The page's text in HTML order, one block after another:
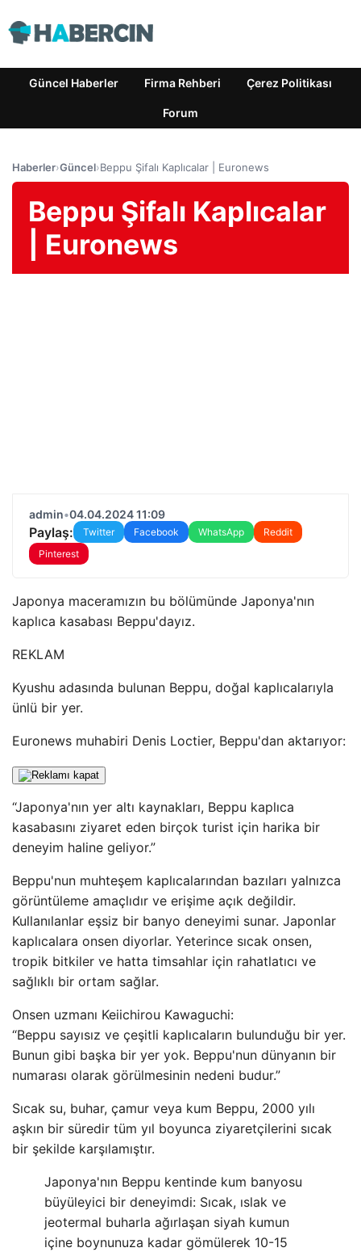
Güncel Haberler Firma Rehberi Çerez Politikası
Forum
Haberler›Güncel›Beppu Şifalı Kaplıcalar | Euronews
Beppu Şifalı Kaplıcalar
| Euronews
admin•04.04.2024 11:09
Paylaş: Twitter Facebook WhatsApp
Reddit
Pinterest
Japonya maceramızın bu bölümünde Japonya'nın
kaplıca kasabası Beppu'dayız.
REKLAM
Kyushu adasında bulunan Beppu, doğal kaplıcalarıyla
ünlü bir yer.
Euronews muhabiri Denis Loctier, Beppu'dan aktarıyor:
“Japonya'nın yer altı kaynakları, Beppu kaplıca
kasabasını ziyaret eden birçok turist için harika bir
deneyim haline geliyor.”
Beppu'nun muhteşem kaplıcalarından bazıları yalnızca
görüntüleme amaçlıdır ve erişime açık değildir.
Kullanılanlar eşsiz bir banyo deneyimi sunar. Japonlar
kaplıcalara onsen diyorlar. Yeterince sıcak onsen,
tropik bitkiler ve hatta timsahlar için rahatlatıcı ve
sağlıklı bir ortam sağlar.
Onsen uzmanı Keiichirou Kawaguchi:
“Beppu sayısız ve çeşitli kaplıcaların bulunduğu bir yer.
Bunun gibi başka bir yer yok. Beppu'nun dünyanın bir
numarası olarak görülmesinin nedeni budur.”
Sıcak su, buhar, çamur veya kum Beppu, 2000 yılı
aşkın bir süredir tüm yıl boyunca ziyaretçilerini sıcak
bir şekilde karşılamıştır.
Japonya'nın Beppu kentinde kum banyosu
büyüleyici bir deneyimdi: Sıcak, ıslak ve
jeotermal buharla ağırlaşan siyah kumun
içine boynunuza kadar gömülerek 10-15